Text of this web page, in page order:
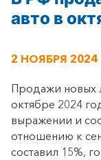
авто в
2 НОЯБРЯ 2024
Продажи новых
октябре 2024
выражении и
отношению к
составил 15%,